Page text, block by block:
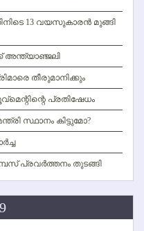
13 വയസുകാരന്‍ മുങ്ങി
അന്ത്യാഞ്ജലി
തീരുമാനിക്കും
പ്രതിഷേധം
സ്ഥാനം കിട്ടുമോ?
പ്രവര്‍ത്തനം തുടങ്ങി